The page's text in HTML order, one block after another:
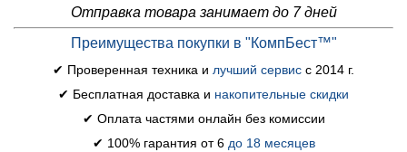
Отправка товара занимает до 7 дней
Преимущества покупки в "КомпБест™"
✔ Проверенная техника и лучший сервис с 2014 г.
✔ Бесплатная доставка и накопительные скидки
✔ Оплата частями онлайн без комиссии
✔ 100% гарантия от 6 до 18 месяцев